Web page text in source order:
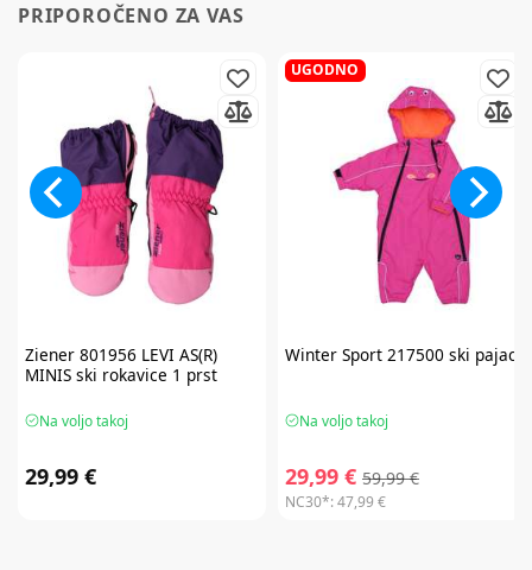
PRIPOROČENO ZA VAS
Ziener801956 LEVI AS(R)
MINIS ski rokavice 1 prst
Na voljo takoj
29,99 €
UGODNO
Winter Sport217500 ski pajac
Na voljo takoj
29,99 € 59,99 €
NC30*:47,99 €